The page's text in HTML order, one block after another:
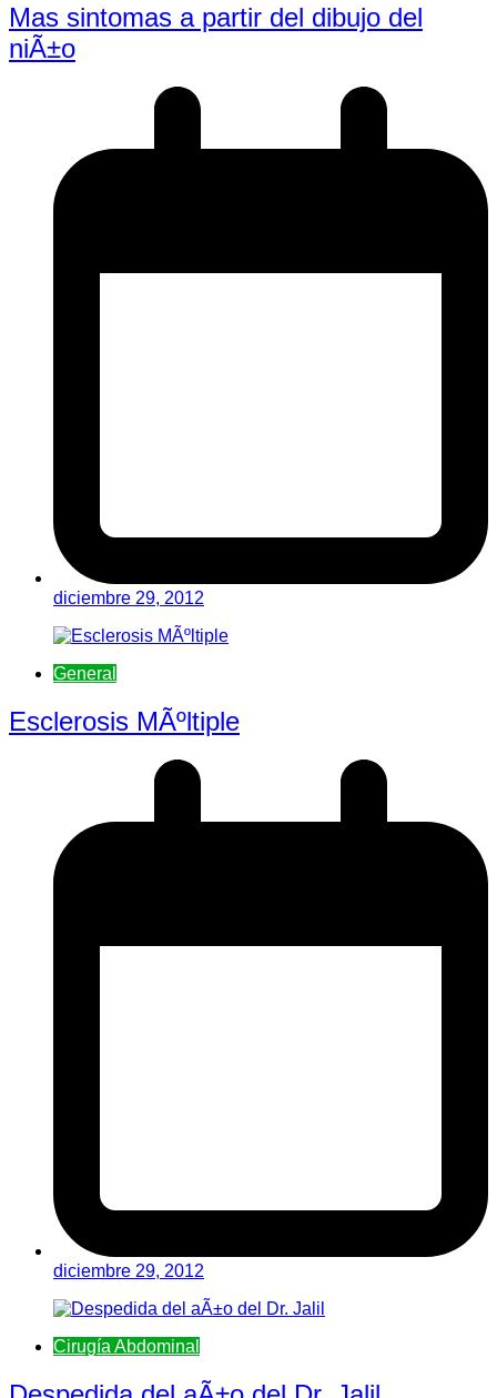
Mas sintomas a partir del dibujo del
niÃ±o
diciembre 29, 2012
General
Esclerosis MÃºltiple
diciembre 29, 2012
Cirugía Abdominal